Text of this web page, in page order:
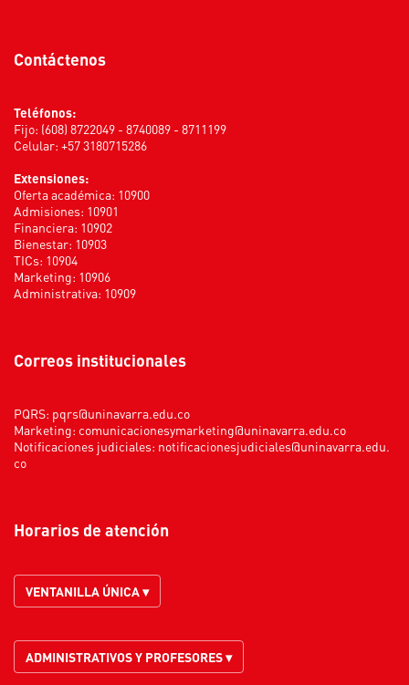
Contáctenos
Teléfonos:
Fijo: (608) 8722049 - 8740089 - 8711199
Celular: +57 3180715286
Extensiones:
Oferta académica: 10900
Admisiones: 10901
Financiera: 10902
Bienestar: 10903
TICs: 10904
Marketing: 10906
Administrativa: 10909
Correos institucionales
PQRS: pqrs@uninavarra.edu.co
Marketing: comunicacionesymarketing@uninavarra.edu.co
Notificaciones judiciales: notificacionesjudiciales@uninavarra.edu.
co
Horarios de atención
VENTANILLA ÚNICA ▾
ADMINISTRATIVOS Y PROFESORES ▾